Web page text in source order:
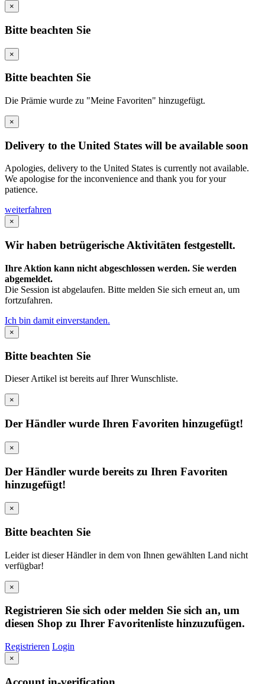
×
Bitte beachten Sie
×
Bitte beachten Sie
Die Prämie wurde zu "Meine Favoriten" hinzugefügt.
×
Delivery to the United States will be available soon
Apologies, delivery to the United States is currently not available.
We apologise for the inconvenience and thank you for your
patience.
weiterfahren
×
Wir haben betrügerische Aktivitäten festgestellt.
Ihre Aktion kann nicht abgeschlossen werden. Sie werden
abgemeldet.
Die Session ist abgelaufen. Bitte melden Sie sich erneut an, um
fortzufahren.
Ich bin damit einverstanden.
×
Bitte beachten Sie
Dieser Artikel ist bereits auf Ihrer Wunschliste.
×
Der Händler wurde Ihren Favoriten hinzugefügt!
×
Der Händler wurde bereits zu Ihren Favoriten
hinzugefügt!
×
Bitte beachten Sie
Leider ist dieser Händler in dem von Ihnen gewählten Land nicht
verfügbar!
×
Registrieren Sie sich oder melden Sie sich an, um
diesen Shop zu Ihrer Favoritenliste hinzuzufügen.
Registrieren Login
×